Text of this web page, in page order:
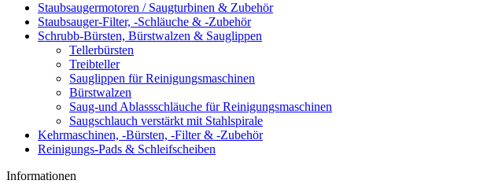
Staubsaugermotoren / Saugturbinen & Zubehör
Staubsauger-Filter, -Schläuche & -Zubehör
Schrubb-Bürsten, Bürstwalzen & Sauglippen
Tellerbürsten
Treibteller
Sauglippen für Reinigungsmaschinen
Bürstwalzen
Saug-und Ablassschläuche für Reinigungsmaschinen
Saugschlauch verstärkt mit Stahlspirale
Kehrmaschinen, -Bürsten, -Filter & -Zubehör
Reinigungs-Pads & Schleifscheiben
Informationen